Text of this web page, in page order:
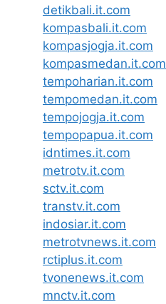
detikbali.it.com
kompasbali.it.com
kompasjogja.it.com
kompasmedan.it.com
tempoharian.it.com
tempomedan.it.com
tempojogja.it.com
tempopapua.it.com
idntimes.it.com
metrotv.it.com
sctv.it.com
transtv.it.com
indosiar.it.com
metrotvnews.it.com
rctiplus.it.com
tvonenews.it.com
mnctv.it.com